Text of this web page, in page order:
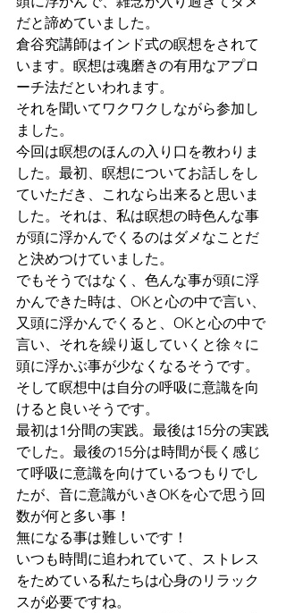
だと諦めていました。
倉谷究講師はインド式の瞑想をされて
います。瞑想は魂磨きの有用なアプロ
ーチ法だといわれます。
それを聞いてワクワクしながら参加し
ました。
今回は瞑想のほんの入り口を教わりま
した。最初、瞑想についてお話しをし
ていただき、これなら出来ると思いま
した。それは、私は瞑想の時色んな事
が頭に浮かんでくるのはダメなことだ
と決めつけていました。
でもそうではなく、色んな事が頭に浮
かんできた時は、OKと心の中で言い、
又頭に浮かんでくると、OKと心の中で
言い、それを繰り返していくと徐々に
頭に浮かぶ事が少なくなるそうです。
そして瞑想中は自分の呼吸に意識を向
けると良いそうです。
最初は1分間の実践。最後は15分の実践
でした。最後の15分は時間が長く感じ
て呼吸に意識を向けているつもりでし
たが、音に意識がいきOKを心で思う回
数が何と多い事！
無になる事は難しいです！
いつも時間に追われていて、ストレス
をためている私たちは心身のリラック
スが必要ですね。